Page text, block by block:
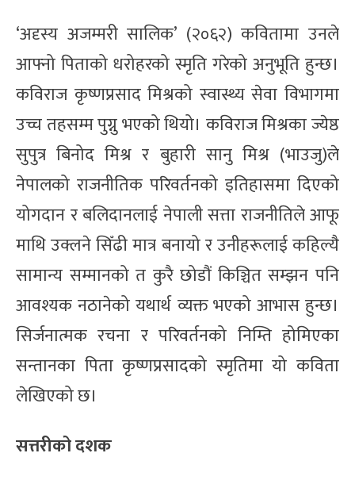
‘अदृस्य अजम्मरी सालिक’ (२०६२) कवितामा उनले
आफ्नो पिताको धरोहरको स्मृति गरेको अनुभूति हुन्छ।
कविराज कृष्णप्रसाद मिश्रको स्वास्थ्य सेवा विभागमा
उच्च तहसम्म पुग्नु भएको थियो। कविराज मिश्रका ज्येष्ठ
सुपुत्र बिनोद मिश्र र बुहारी सानु मिश्र (भाउजु)ले
नेपालको राजनीतिक परिवर्तनको इतिहासमा दिएको
योगदान र बलिदानलाई नेपाली सत्ता राजनीतिले आफू
माथि उक्लने सिँढी मात्र बनायो र उनीहरूलाई कहिल्यै
सामान्य सम्मानको त कुरै छोडौं किञ्चित सम्झन पनि
आवश्यक नठानेको यथार्थ व्यक्त भएको आभास हुन्छ।
सिर्जनात्मक रचना र परिवर्तनको निम्ति होमिएका
सन्तानका पिता कृष्णप्रसादको स्मृतिमा यो कविता
लेखिएको छ।
सत्तरीको दशक